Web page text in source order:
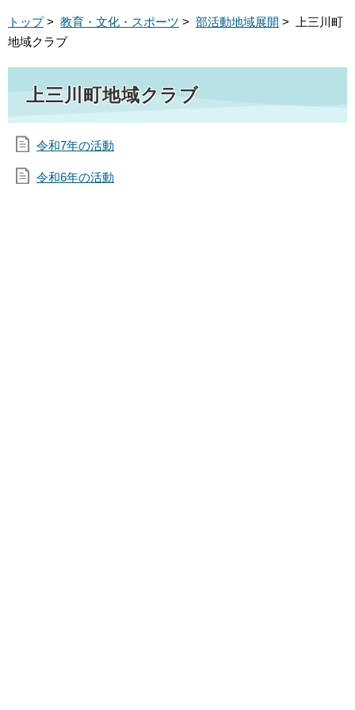
トップ> 教育・文化・スポーツ > 部活動地域展開 > 上三川町
地域クラブ
上三川町地域クラブ
令和7年の活動
令和6年の活動